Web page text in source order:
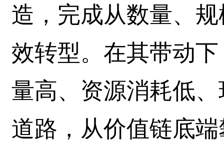
造，完成从数量、
效转型。在其带动
量高、资源消耗低
道路，从价值链底